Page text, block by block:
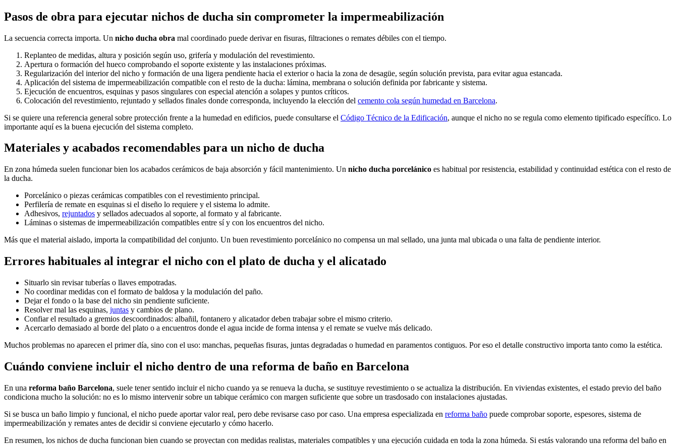
Pasos de obra para ejecutar nichos de ducha sin comprometer la impermeabilización
La secuencia correcta importa. Un nicho ducha obra mal coordinado puede derivar en fisuras, filtraciones o remates débiles con el tiempo.
Replanteo de medidas, altura y posición según uso, grifería y modulación del revestimiento.
Apertura o formación del hueco comprobando el soporte existente y las instalaciones próximas.
Regularización del interior del nicho y formación de una ligera pendiente hacia el exterior o hacia la zona de desagüe, según solución prevista, para evitar agua estancada.
Aplicación del sistema de impermeabilización compatible con el resto de la ducha: lámina, membrana o solución definida por fabricante y sistema.
Ejecución de encuentros, esquinas y pasos singulares con especial atención a solapes y puntos críticos.
Colocación del revestimiento, rejuntado y sellados finales donde corresponda, incluyendo la elección del cemento cola según humedad en Barcelona.
Si se quiere una referencia general sobre protección frente a la humedad en edificios, puede consultarse el Código Técnico de la Edificación, aunque el nicho no se regula como elemento tipificado específico. Lo
importante aquí es la buena ejecución del sistema completo.
Materiales y acabados recomendables para un nicho de ducha
En zona húmeda suelen funcionar bien los acabados cerámicos de baja absorción y fácil mantenimiento. Un nicho ducha porcelánico es habitual por resistencia, estabilidad y continuidad estética con el resto de
la ducha.
Porcelánico o piezas cerámicas compatibles con el revestimiento principal.
Perfilería de remate en esquinas si el diseño lo requiere y el sistema lo admite.
Adhesivos, rejuntados y sellados adecuados al soporte, al formato y al fabricante.
Láminas o sistemas de impermeabilización compatibles entre sí y con los encuentros del nicho.
Más que el material aislado, importa la compatibilidad del conjunto. Un buen revestimiento porcelánico no compensa un mal sellado, una junta mal ubicada o una falta de pendiente interior.
Errores habituales al integrar el nicho con el plato de ducha y el alicatado
Situarlo sin revisar tuberías o llaves empotradas.
No coordinar medidas con el formato de baldosa y la modulación del paño.
Dejar el fondo o la base del nicho sin pendiente suficiente.
Resolver mal las esquinas, juntas y cambios de plano.
Confiar el resultado a gremios descoordinados: albañil, fontanero y alicatador deben trabajar sobre el mismo criterio.
Acercarlo demasiado al borde del plato o a encuentros donde el agua incide de forma intensa y el remate se vuelve más delicado.
Muchos problemas no aparecen el primer día, sino con el uso: manchas, pequeñas fisuras, juntas degradadas o humedad en paramentos contiguos. Por eso el detalle constructivo importa tanto como la estética.
Cuándo conviene incluir el nicho dentro de una reforma de baño en Barcelona
En una reforma baño Barcelona, suele tener sentido incluir el nicho cuando ya se renueva la ducha, se sustituye revestimiento o se actualiza la distribución. En viviendas existentes, el estado previo del baño
condiciona mucho la solución: no es lo mismo intervenir sobre un tabique cerámico con margen suficiente que sobre un trasdosado con instalaciones ajustadas.
Si se busca un baño limpio y funcional, el nicho puede aportar valor real, pero debe revisarse caso por caso. Una empresa especializada en reforma baño puede comprobar soporte, espesores, sistema de
impermeabilización y remates antes de decidir si conviene ejecutarlo y cómo hacerlo.
En resumen, los nichos de ducha funcionan bien cuando se proyectan con medidas realistas, materiales compatibles y una ejecución cuidada en toda la zona húmeda. Si estás valorando una reforma del baño en